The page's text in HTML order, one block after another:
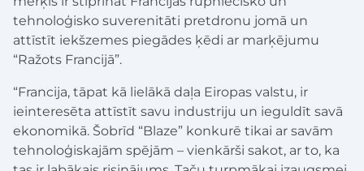
tehnoloģisko suverenitāti pretdronu jomā un
attīstīt iekšzemes piegādes ķēdi ar marķējumu
“Ražots Francijā”.
“Francija, tāpat kā lielākā daļa Eiropas valstu, ir
ieinteresēta attīstīt savu industriju un ieguldīt savā
ekonomikā. Šobrīd “Blaze” konkurē tikai ar savām
tehnoloģiskajām spējām – vienkārši sakot, ar to, ka